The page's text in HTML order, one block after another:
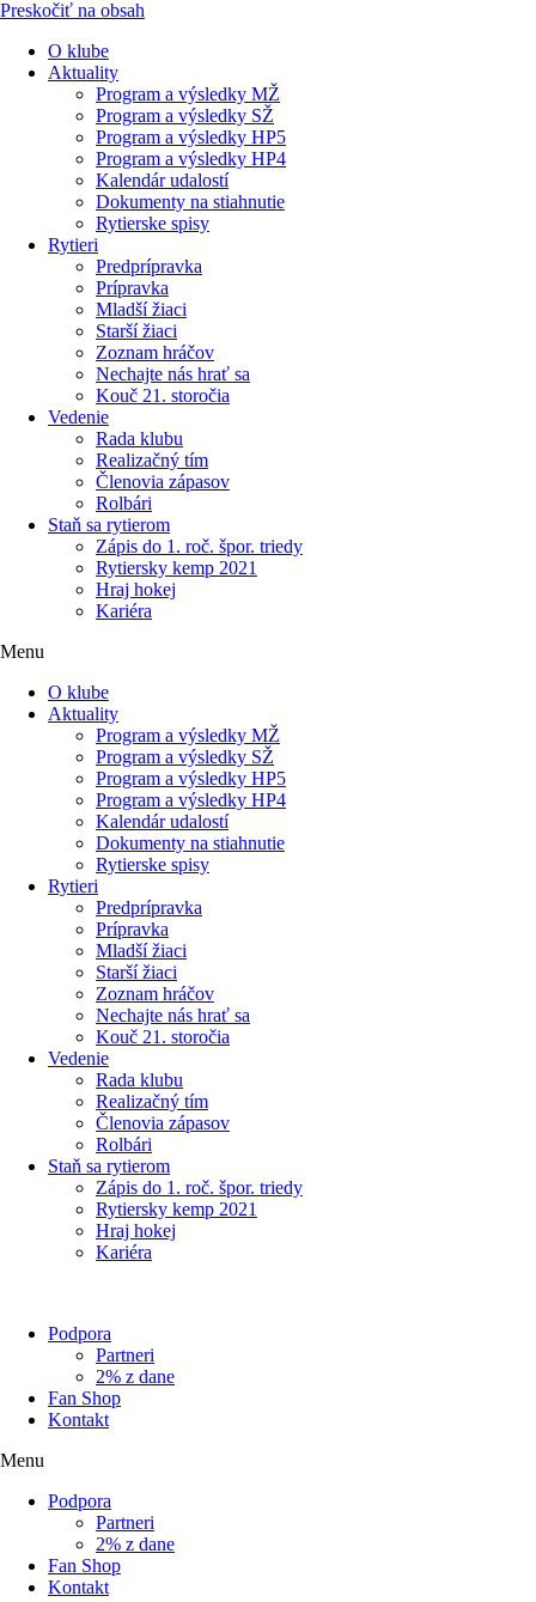
Preskočiť na obsah
O klube
Aktuality
Program a výsledky MŽ
Program a výsledky SŽ
Program a výsledky HP5
Program a výsledky HP4
Kalendár udalostí
Dokumenty na stiahnutie
Rytierske spisy
Rytieri
Predprípravka
Prípravka
Mladší žiaci
Starší žiaci
Zoznam hráčov
Nechajte nás hrať sa
Kouč 21. storočia
Vedenie
Rada klubu
Realizačný tím
Členovia zápasov
Rolbári
Staň sa rytierom
Zápis do 1. roč. špor. triedy
Rytiersky kemp 2021
Hraj hokej
Kariéra
Menu
O klube
Aktuality
Program a výsledky MŽ
Program a výsledky SŽ
Program a výsledky HP5
Program a výsledky HP4
Kalendár udalostí
Dokumenty na stiahnutie
Rytierske spisy
Rytieri
Predprípravka
Prípravka
Mladší žiaci
Starší žiaci
Zoznam hráčov
Nechajte nás hrať sa
Kouč 21. storočia
Vedenie
Rada klubu
Realizačný tím
Členovia zápasov
Rolbári
Staň sa rytierom
Zápis do 1. roč. špor. triedy
Rytiersky kemp 2021
Hraj hokej
Kariéra
Podpora
Partneri
2% z dane
Fan Shop
Kontakt
Menu
Podpora
Partneri
2% z dane
Fan Shop
Kontakt